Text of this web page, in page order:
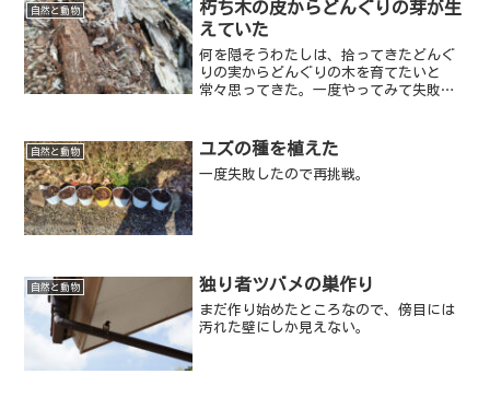
自然と動物
朽ち木の皮からどんぐりの芽が生
えていた
何を隠そうわたしは、拾ってきたどんぐ
りの実からどんぐりの木を育てたいと
常々思ってきた。一度やってみて失敗し
自然と動物 ユズの種を植えた
一度失敗したので再挑戦。
自然と動物 独り者ツバメの巣作り
まだ作り始めたところなので、傍目には
汚れた壁にしか見えない。